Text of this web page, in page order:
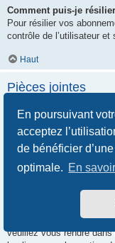
En poursuivant
acceptez
de bénéficier
optimale. En
Comment puis-je
Pour résilier vos
contrôle de l’utilisateur et
Haut
Pièces jointes
Quelles pièces jointes
Chaque administrateur
jointes. Si vous n’êtes
nous vous invitons à
Comment puis-je
Pour retrouver la liste
veuillez vous rendre